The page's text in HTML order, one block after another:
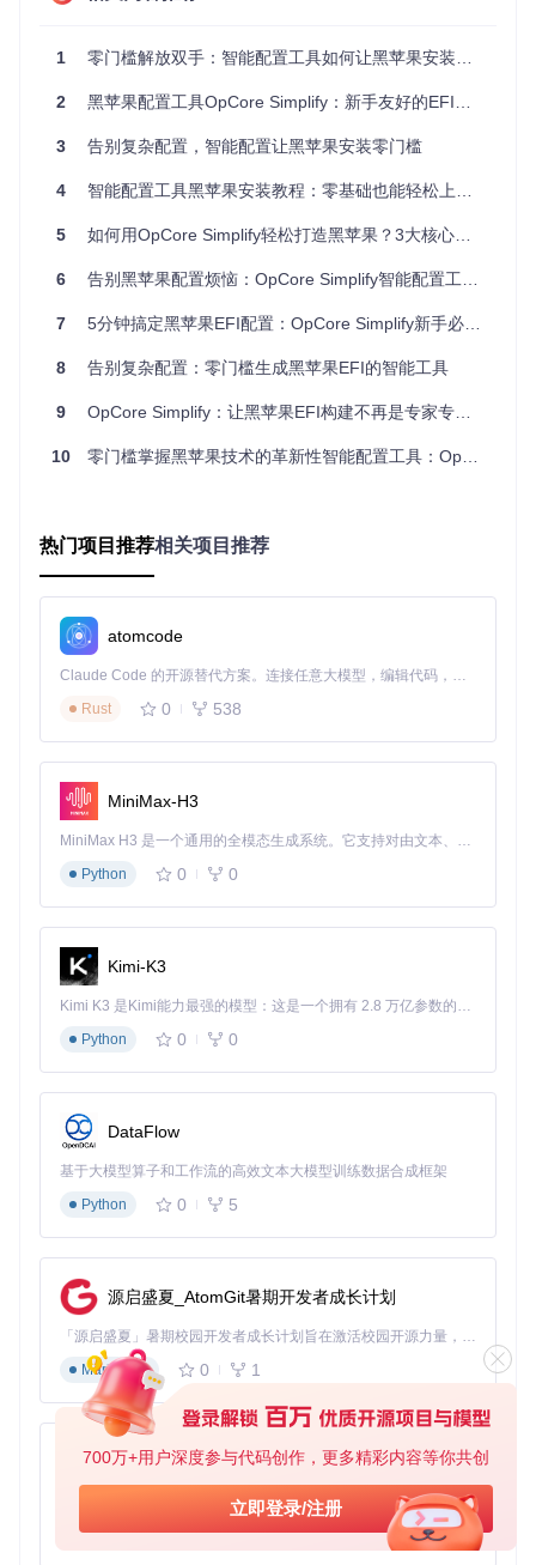
700万+用户深度参与代码创作，更多精彩内容等你共创
立即登录/注册
境下生成硬件报告，再传输到当前系统使用，因为部分硬件信
如何通过兼容性分析定位配置风险点
硬件报告生成后，系统会自动进行兼容性评估，帮你识别潜在
系统会评估CPU、显卡、主板等关键组件的macOS兼容性
查看评估结果，绿色对勾表示完美支持，红色叉号提示需
要额外关注
技术原理：兼容性引擎基于社区维护的硬件数据库，将你
本差异对硬件支持的影响，特别是对NVMe、USB控制器等
智能解决方案：如何通过工具实现自动化配置
基础配置：如何通过向导完成核心参数设置
OpCore-Simplify的智能配置引擎让基础参数设置变得简单直
观：
在兼容性检查通过后，进入配置界面
设置目标macOS版本，建议选择系统推荐的版本
配置ACPI补丁和内核扩展，系统会根据硬件自动推荐合适
的选项
技术原理：配置引擎采用规则匹配机制，根据硬件报告中
💡 建议：对于新手用户，建议保持大部分默认设置，这些选项
基于社区最佳实践，已经过大量兼容性测试。
高级优化：如何通过定制设置提升系统性能
项：
音频布局ID设置：根据主板音频芯片型号选择最佳布局
SMBIOS系统标识：选择与硬件最接近的苹果设备型号
设备属性配置：针对特定硬件进行参数微调
技术原理：SMBIOS模拟技术通过修改系统标识，让macO
性和功能支持。音频布局ID则决定了音频驱动如何映射物
理音频接口。
手动编辑DSDT/SSDT文
件，需要专业知识
需手动下载和放置kext文
件，版本兼容性难保证
根据硬件自动选择并下载
需手动查找并输入机型信
息，容易出错
推荐最匹配的机型并自动
风险规避：如何通过安全机制保障配置过程
1 零门槛解放双手：智能配置工具如何让黑苹果安装不再高不可攀
2 黑苹果配置工具OpCore Simplify：新手友好的EFI自动生成方案与效率提升指南
3 告别复杂配置，智能配置让黑苹果安装零门槛
4 智能配置工具黑苹果安装教程：零基础也能轻松上手的零门槛方案
5 如何用OpCore Simplify轻松打造黑苹果？3大核心功能让普通PC秒变macOS工作站
6 告别黑苹果配置烦恼：OpCore Simplify智能配置工具零基础入门指南
7 5分钟搞定黑苹果EFI配置：OpCore Simplify新手必备指南
8 告别复杂配置：零门槛生成黑苹果EFI的智能工具
9 OpCore Simplify：让黑苹果EFI构建不再是专家专利——人人可用的硬件适配民主化工具
10 零门槛掌握黑苹果技术的革新性智能配置工具：OpCore Simplify
热门项目推荐相关项目推荐
atomcode
Claude Code 的开源替代方案。连接任意大模型，编辑代码，运行命令，自动验证 — 全自动执行。用 Rust 构建，极致性能。 ｜ An open-source alternative to Claude Code. Connect any LLM, edit code, run commands, and verify changes — autonomously. Built in Rust for speed. Get Started
Rust
0 538
MiniMax-H3
MiniMax H3 是一个通用的全模态生成系统。它支持对由文本、图像、视频和音频组成的多模态上下文进行统一理解，并能生成分辨率高达 2K、时长可达 15 秒的带原生立体声音频的视频。得益于面向任务泛化的系统设计，H3 在预训练阶段就已具备广泛的多模态上下文理解与生成能力，能够出色地执行复杂的多模态指令。
Python
0 0
Kimi-K3
Kimi K3 是Kimi能力最强的模型：这是一个拥有 2.8 万亿参数的混合专家（MoE）模型，具备原生视觉理解能力，并支持 100 万 token 的上下文窗口。
Python
0 0
DataFlow
基于大模型算子和工作流的高效文本大模型训练数据合成框架
Python
0 5
源启盛夏_AtomGit暑期开发者成长计划
「源启盛夏」暑期校园开发者成长计划旨在激活校园开源力量，通过积分激励、认证扶持、资源倾斜等形式，引导高校组织和开发者完成「入驻 — 建项目 — 做贡献 — 获认证 — 得资源」的完整闭环。无论你是想带领社团入驻平台的组织者，还是希望用代码贡献证明自己的开发者，都能在这里找到属于你的成长路径。
Markdown
0 1
py-xiaozhi
基于Python的Xiaozhi AI，适用于想要完整Xiaozhi体验而无需拥有专用硬件的用户。
Python
0 1